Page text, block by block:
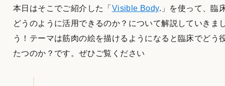
本日はそこでご紹介した「 Visible Body.」を使って、臨
どうのように活用できるのか？について解説していきま
う！テーマは筋肉の絵を描けるようになると臨床でどう
たつのか？です。ぜひご覧ください